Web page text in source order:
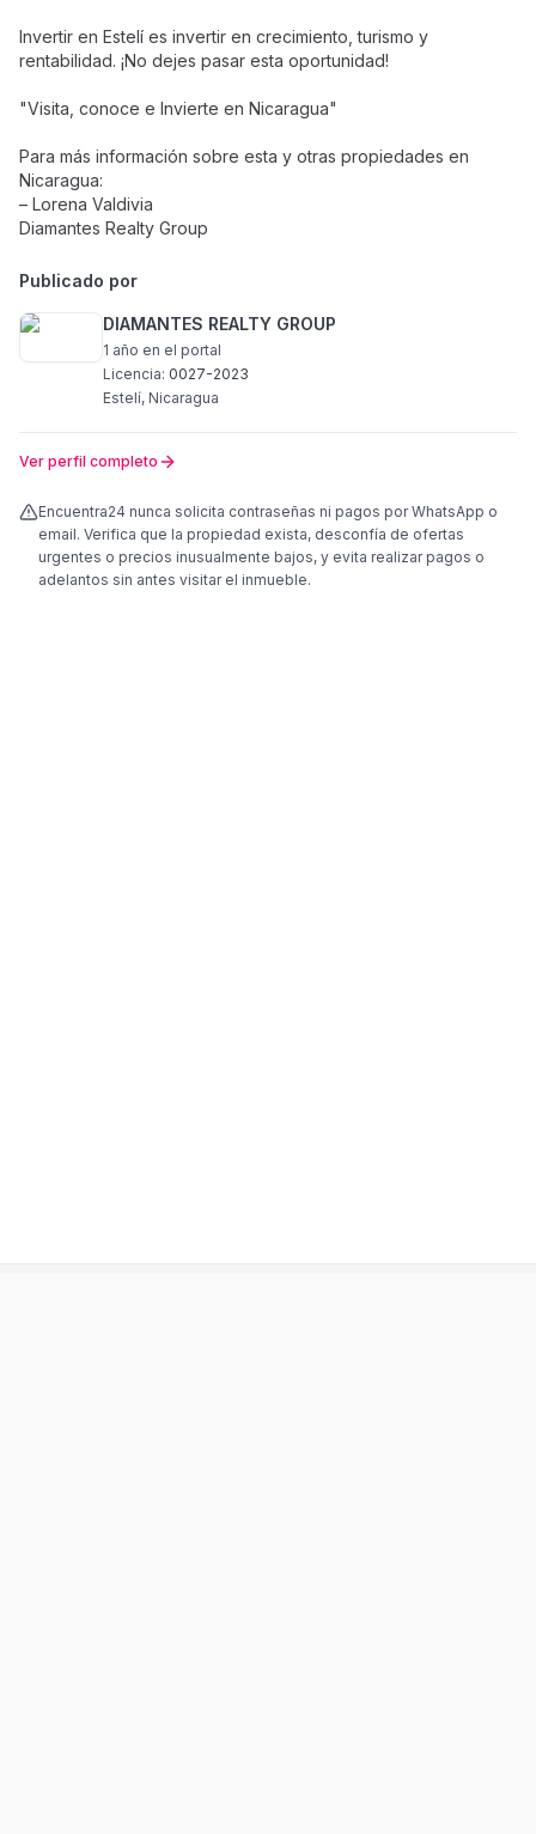
Invertir en Estelí es invertir en crecimiento, turismo y
rentabilidad. ¡No dejes pasar esta oportunidad!
"Visita, conoce e Invierte en Nicaragua"
Para más información sobre esta y otras propiedades en
Nicaragua:
– Lorena Valdivia
Diamantes Realty Group
Publicado por
DIAMANTES REALTY GROUP
1 año en el portal
Licencia: 0027-2023
Estelí, Nicaragua
Ver perfil completo
Encuentra24 nunca solicita contraseñas ni pagos por WhatsApp o
email. Verifica que la propiedad exista, desconfía de ofertas
urgentes o precios inusualmente bajos, y evita realizar pagos o
adelantos sin antes visitar el inmueble.